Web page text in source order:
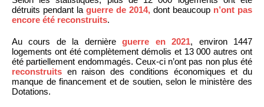
détruits pendant la guerre de 2014, dont beaucoup n’ont pas
encore été reconstruits.
Au cours de la dernièreguerre en 2021, environ 1447
logements ont été complètement démolis et 13 000 autres ont
été partiellement endommagés. Ceux-ci n’ont pas non plus été
reconstruits en raison des conditions économiques et du
manque de financement et de soutien, selon le ministère des
Dotations.